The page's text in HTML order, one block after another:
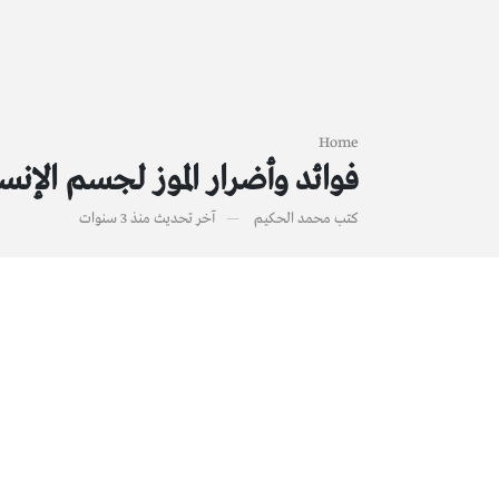
Home
فوائد وأضرار الموز لجسم
كتب محمد الحكيم آخر تحديث منذ 3 سنوات